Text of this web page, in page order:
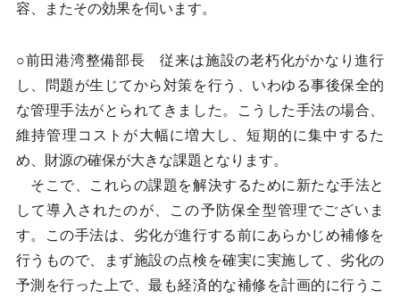
容、またその効果を伺います。
○前田港湾整備部長 従来は施設の老朽化がかなり進行
し、問題が生じてから対策を行う、いわゆる事後保全的
な管理手法がとられてきました。こうした手法の場合、
維持管理コストが大幅に増大し、短期的に集中するた
め、財源の確保が大きな課題となります。
そこで、これらの課題を解決するために新たな手法と
して導入されたのが、この予防保全型管理でございま
す。この手法は、劣化が進行する前にあらかじめ補修を
行うもので、まず施設の点検を確実に実施して、劣化の
予測を行った上で、最も経済的な補修を計画的に行うこ